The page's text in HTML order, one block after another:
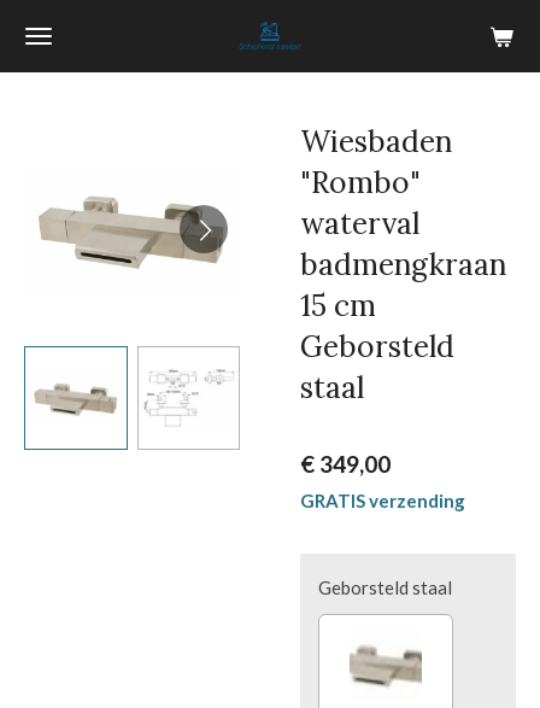
Ga
Wiesbaden
"Rombo"
waterval
badmengkraan
15 cm
Geborsteld
staal
€ 349,00
GRATIS verzending
Geborsteld staal